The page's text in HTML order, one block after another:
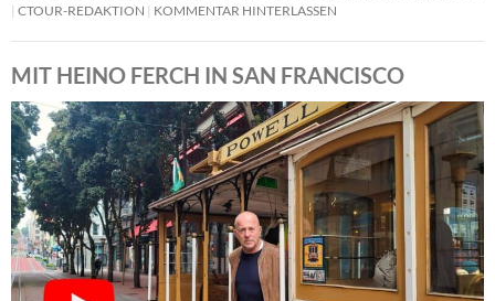
CTOUR-REDAKTION
KOMMENTAR HINTERLASSEN
MIT HEINO FERCH IN SAN FRANCISCO